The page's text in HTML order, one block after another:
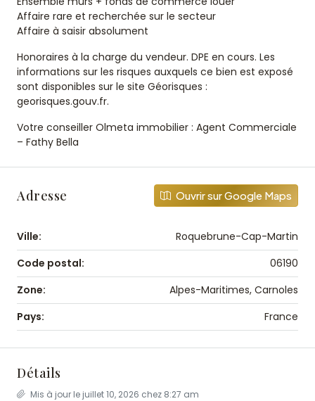
Affaire rare et recherchée sur le secteur
Affaire à saisir absolument
Honoraires à la charge du vendeur. DPE en cours. Les
informations sur les risques auxquels ce bien est exposé
sont disponibles sur le site Géorisques :
georisques.gouv.fr.
Votre conseiller Olmeta immobilier : Agent Commerciale
– Fathy Bella
Adresse Ouvrir sur Google Maps
Ville:
Roquebrune-Cap-Martin
Code postal:
06190
Zone:
Alpes-Maritimes, Carnoles
Pays:
France
Détails
Mis à jour le juillet 10, 2026 chez 8:27 am